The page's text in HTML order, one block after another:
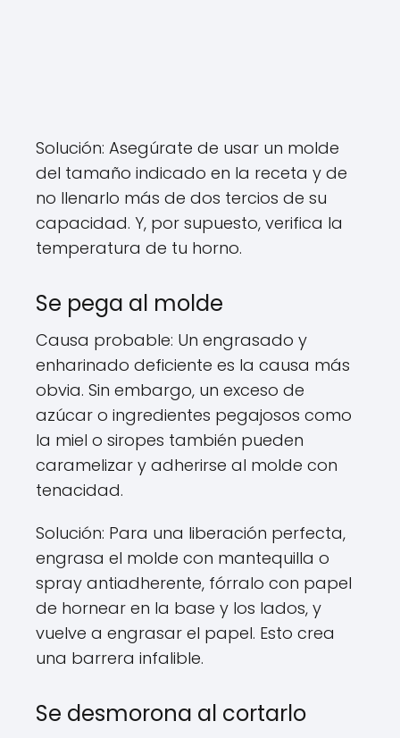
Solución: Asegúrate de usar un molde
del tamaño indicado en la receta y de
no llenarlo más de dos tercios de su
capacidad. Y, por supuesto, verifica la
temperatura de tu horno.
Se pega al molde
Causa probable: Un engrasado y
enharinado deficiente es la causa más
obvia. Sin embargo, un exceso de
azúcar o ingredientes pegajosos como
la miel o siropes también pueden
caramelizar y adherirse al molde con
tenacidad.
Solución: Para una liberación perfecta,
engrasa el molde con mantequilla o
spray antiadherente, fórralo con papel
de hornear en la base y los lados, y
vuelve a engrasar el papel. Esto crea
una barrera infalible.
Se desmorona al cortarlo